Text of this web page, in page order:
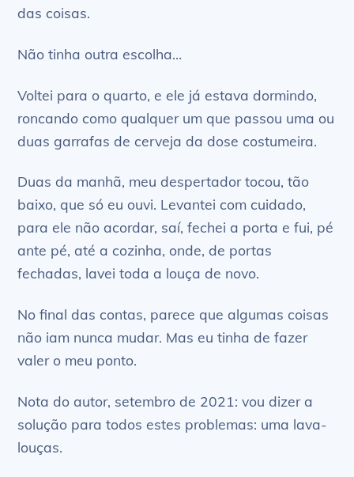
das coisas.
Não tinha outra escolha…
Voltei para o quarto, e ele já estava dormindo,
roncando como qualquer um que passou uma ou
duas garrafas de cerveja da dose costumeira.
Duas da manhã, meu despertador tocou, tão
baixo, que só eu ouvi. Levantei com cuidado,
para ele não acordar, saí, fechei a porta e fui, pé
ante pé, até a cozinha, onde, de portas
fechadas, lavei toda a louça de novo.
No final das contas, parece que algumas coisas
não iam nunca mudar. Mas eu tinha de fazer
valer o meu ponto.
Nota do autor, setembro de 2021: vou dizer a
solução para todos estes problemas: uma lava-
louças.